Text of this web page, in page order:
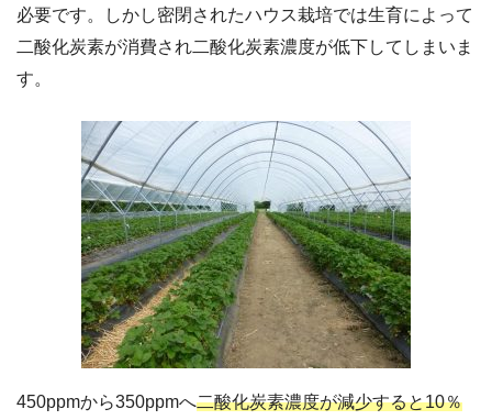
必要です。しかし密閉されたハウス栽培では生育によって
二酸化炭素が消費され二酸化炭素濃度が低下してしまいま
す。
450ppmから350ppmへ二酸化炭素濃度が減少すると10％